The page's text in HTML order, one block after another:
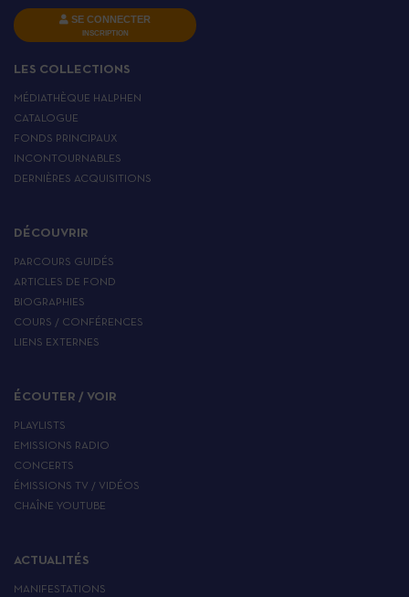
SE CONNECTER
INSCRIPTION
LES COLLECTIONS
MÉDIATHÈQUE HALPHEN
CATALOGUE
FONDS PRINCIPAUX
INCONTOURNABLES
DERNIÈRES ACQUISITIONS
DÉCOUVRIR
PARCOURS GUIDÉS
ARTICLES DE FOND
BIOGRAPHIES
COURS / CONFÉRENCES
LIENS EXTERNES
ÉCOUTER / VOIR
PLAYLISTS
EMISSIONS RADIO
CONCERTS
ÉMISSIONS TV / VIDÉOS
CHAÎNE YOUTUBE
ACTUALITÉS
MANIFESTATIONS